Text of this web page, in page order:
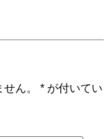
ん。 * が付いてい